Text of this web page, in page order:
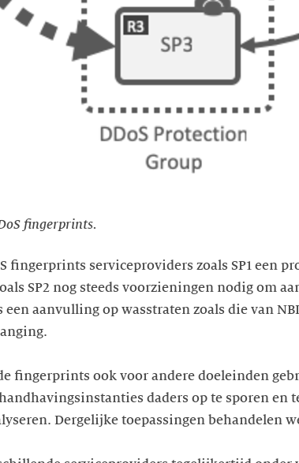
fingerprints.
fingerprints serviceproviders zoals SP1 een
SP2 nog steeds voorzieningen nodig om
een aanvulling op wasstraten zoals die van
fingerprints ook voor andere doeleinden
daders op te sporen en
Dergelijke toepassingen behandelen